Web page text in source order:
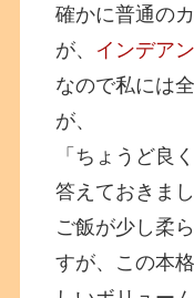
確かに普通の
が、 インデア
なので私には
が、
「ちょうど良
答えておきまし
ご飯が少し柔
すが、この本